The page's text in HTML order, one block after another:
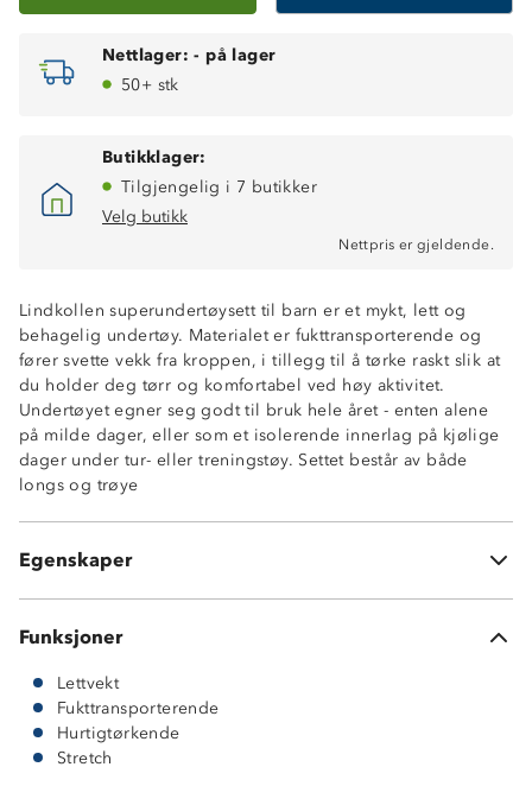
Nettlager: - på lager
50+ stk
Butikklager:
Tilgjengelig i 7 butikker
Velg butikk
Nettpris er gjeldende.
Lindkollen superundertøysett til barn er et mykt, lett og
behagelig undertøy. Materialet er fukttransporterende og
fører svette vekk fra kroppen, i tillegg til å tørke raskt slik at
du holder deg tørr og komfortabel ved høy aktivitet.
Undertøyet egner seg godt til bruk hele året - enten alene
på milde dager, eller som et isolerende innerlag på kjølige
dager under tur- eller treningstøy. Settet består av både
longs og trøye
Egenskaper
Ventilerende
Lettvekt
Fukttransporterende
Hurtigtørkende
Longs og trøye
Funksjoner
Lettvekt
Fukttransporterende
Hurtigtørkende
Stretch